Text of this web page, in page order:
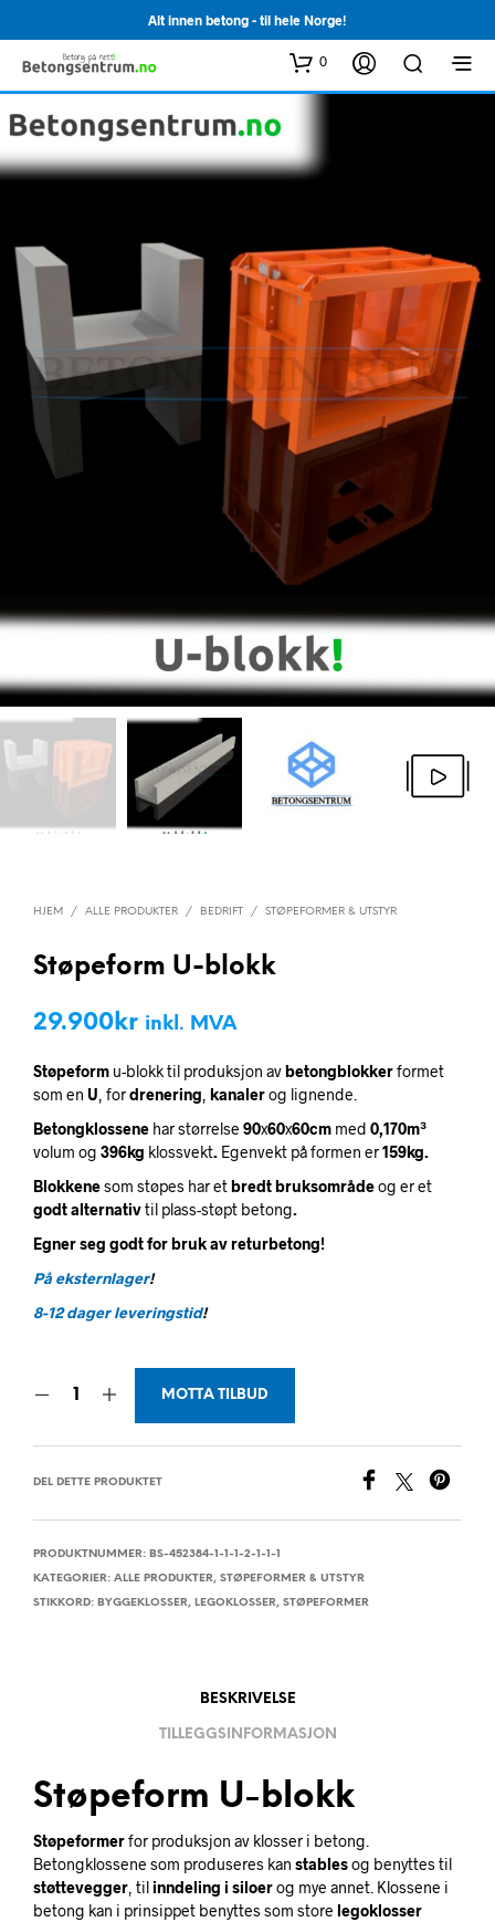
Alt innen betong - til hele Norge!
0
HJEM / ALLE PRODUKTER / BEDRIFT / STØPEFORMER & UTSTYR
Støpeform U-blokk
29.900kr inkl. MVA
Støpeform u-blokk til produksjon avbetongblokkerformet
som en U, fordrenering, kanalerog lignende.
Betongklossene har størrelse 90x60x60cm med 0,170m³
volum og 396kg klossvekt. Egenvekt på formen er159kg.
Blokkenesom støpes har etbredt bruksområdeog er et
godt alternativtil plass-støpt betong.
Egner seg godt for bruk av returbetong!
På eksternlager!
8-12 dager leveringstid!
MOTTA TILBUD
DEL DETTE PRODUKTET
PRODUKTNUMMER: BS-452384-1-1-1-2-1-1-1
KATEGORIER: ALLE PRODUKTER, STØPEFORMER & UTSTYR
STIKKORD: BYGGEKLOSSER, LEGOKLOSSER, STØPEFORMER
BESKRIVELSE
TILLEGGSINFORMASJON
Støpeform U-blokk
Støpeformerfor produksjon av klosser i betong.
Betongklossene som produseres kan stablesog benyttes til
støttevegger, tilinndeling i siloerog mye annet. Klossene i
betong kan i prinsippet benyttes som store legoklosser